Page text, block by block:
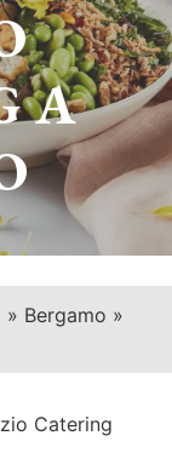
A
» Bergamo »
Catering